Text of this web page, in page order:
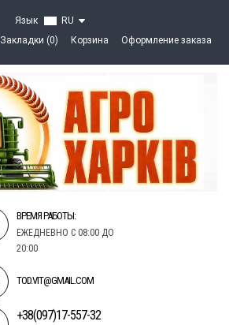
Язык
RU
Закладки (0) Корзина Оформление заказа
ВРЕМЯ РАБОТЫ:
ЕЖЕДНЕВНО С 08:00 ДО
20:00
TOD.VIT@GMAIL.COM
+38(097)17-557-32